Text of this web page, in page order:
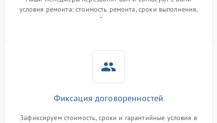
условия ремонта: стоимость ремонта, сроки выполнения,
гарантийные условия
Фиксация договоренностей
Зафиксируем стоимость, сроки и гарантийные условия в